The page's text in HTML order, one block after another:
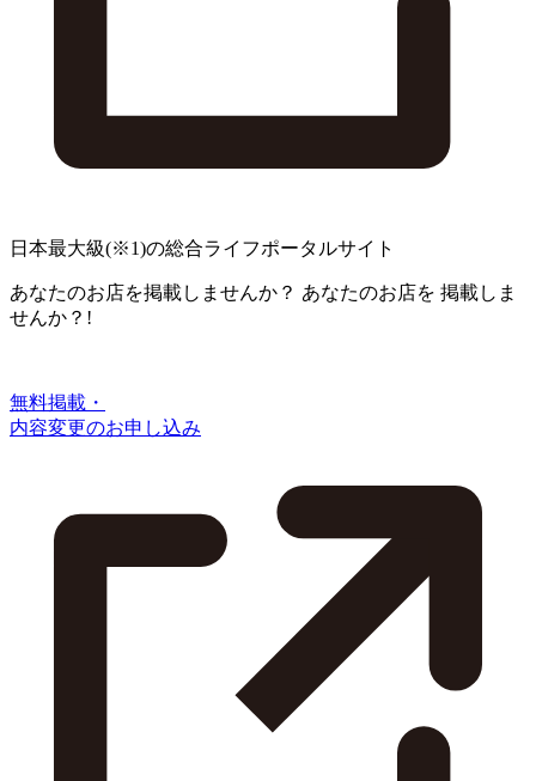
日本最大級(※1)の総合ライフポータルサイト
あなたのお店を掲載しませんか？ あなたのお店を 掲載しま
せんか？!
無料掲載・
内容変更のお申し込み